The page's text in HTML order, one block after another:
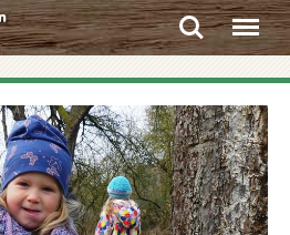
SearchMenu